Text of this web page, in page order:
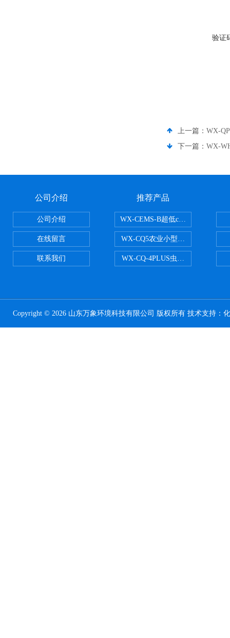
验证
上一篇： WX-
下一篇： WX-
公司介绍
公司介绍
在线留言
联系我们
推荐产品
WX-CEMS-B超低cems烟气监测系
WX-CQ5农业小型气象站
WX-CQ-4PLUS虫情测报灯
Copyright © 2026 山东万象环境科技有限公司 版权所有 技术支持：